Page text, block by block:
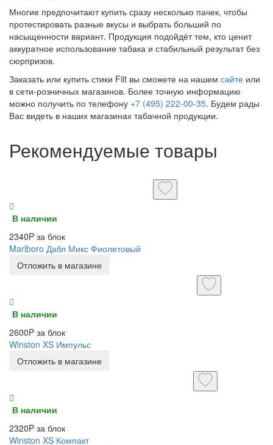
Многие предпочитают купить сразу несколько пачек, чтобы
протестировать разные вкусы и выбрать больший по
насыщенности вариант. Продукция подойдёт тем, кто ценит
аккуратное использование табака и стабильный результат без
сюрпризов.
Заказать или купить стики Fiit вы сможете на нашем сайте или
в сети-розничных магазинов. Более точную информацию
можно получить по телефону +7 (495) 222-00-35. Будем рады
Вас видеть в наших магазинах табачной продукции.
Рекомендуемые товары
В наличии
2340P за блок
Marlboro Дабл Микс Фиолетовый
Отложить в магазине
В наличии
2600P за блок
Winston XS Импульс
Отложить в магазине
В наличии
2320P за блок
Winston XS Компакт